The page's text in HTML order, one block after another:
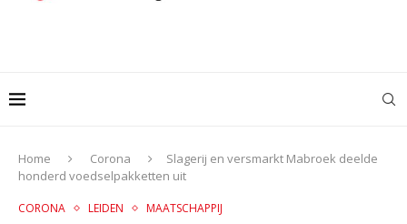
Home Corona
Slagerij en versmarkt Mabroek deelde
honderd voedselpakketten uit
CORONA LEIDEN MAATSCHAPPIJ